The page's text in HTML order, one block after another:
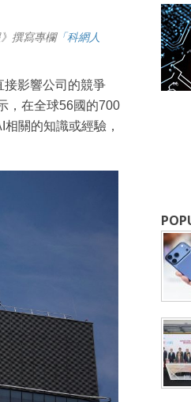
撰寫專欄「科網人
接影響公司的競爭
，在全球56國的700
關的知識或經驗，
創業懶人包），直達